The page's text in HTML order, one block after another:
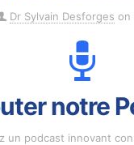
Dr Sylvain Desforges on
notre
un podcast innovant